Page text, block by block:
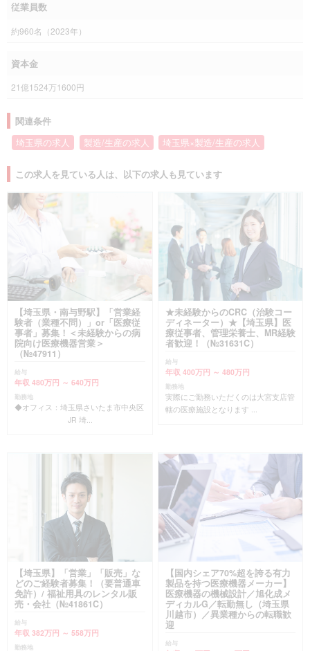
従業員数
約960名（2023年）
資本金
21億1524万1600円
関連条件
埼玉県の求人 製造/生産の求人 埼玉県×製造/生産の求人
この求人を見ている人は、以下の求人も見ています
【埼玉県・南与野駅】「営業経
験者（業種不問）」or「医療従
事者」募集！＜未経験からの病
院向け医療機器営業＞
（№47911）
給与
年収 480万円 ～ 640万円
勤務地
◆オフィス：埼玉県さいたま市中央区
JR 埼...
★未経験からのCRC（治験コー
ディネーター）★【埼玉県】医
療従事者、管理栄養士、MR経験
者歓迎！（№31631C）
給与
年収 400万円 ～ 480万円
勤務地
実際にご勤務いただくのは大宮支店管
轄の医療施設となります ...
【埼玉県】「営業」「販売」な
どのご経験者募集！（要普通車
免許）/ 福祉用具のレンタル販
売・会社（№41861C）
給与
年収 382万円 ～ 558万円
勤務地
【国内シェア70%超を誇る有力
製品を持つ医療機器メーカー】
医療機器の機械設計／旭化成メ
ディカルG／転勤無し（埼玉県
川越市）／異業種からの転職歓
迎
給与